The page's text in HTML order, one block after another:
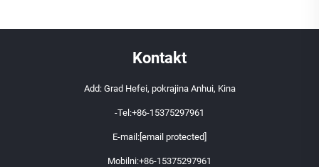
Kontakt
Add: Grad Hefei, pokrajina Anhui, Kina
-Tel:+86-15375297961
E-mail: [email protected]
Mobilni:+86-15375297961